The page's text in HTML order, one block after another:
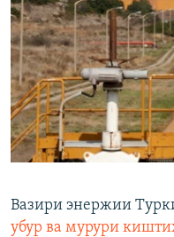
Вазири энержии
убур ва мурури